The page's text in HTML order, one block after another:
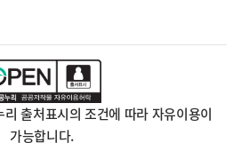
출처표시의 조건에 따라 자유이용이
가능합니다.